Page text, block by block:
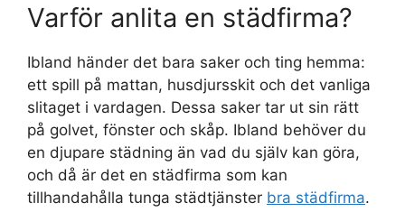
Varför anlita en städfirma?
Ibland händer det bara saker och ting hemma:
ett spill på mattan, husdjursskit och det vanliga
slitaget i vardagen. Dessa saker tar ut sin rätt
på golvet, fönster och skåp. Ibland behöver du
en djupare städning än vad du själv kan göra,
och då är det en städfirma som kan
tillhandahålla tunga städtjänster bra städfirma.